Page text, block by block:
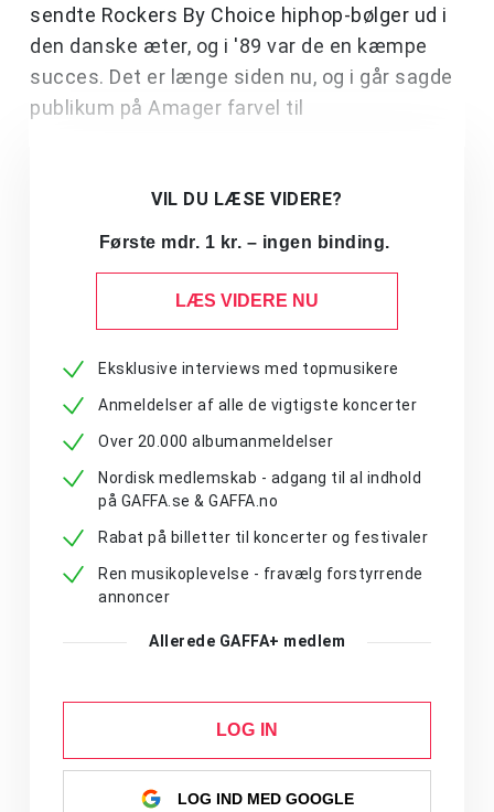
sendte Rockers By Choice hiphop-bølger ud i
den danske æter, og i '89 var de en kæmpe
succes. Det er længe siden nu, og i går sagde
publikum på Amager farvel til
VIL DU LÆSE VIDERE?
Første mdr. 1 kr. – ingen binding.
LÆS VIDERE NU
Eksklusive interviews med topmusikere
Anmeldelser af alle de vigtigste koncerter
Over 20.000 albumanmeldelser
Nordisk medlemskab - adgang til al indhold
på GAFFA.se & GAFFA.no
Rabat på billetter til koncerter og festivaler
Ren musikoplevelse - fravælg forstyrrende
annoncer
Allerede GAFFA+ medlem
LOG IN
LOG IND MED GOOGLE